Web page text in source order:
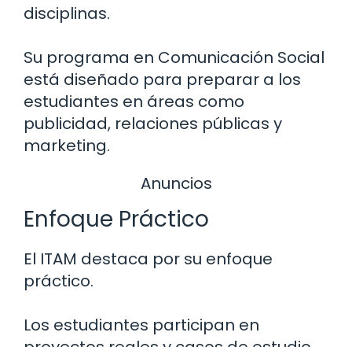
disciplinas.
Su programa en Comunicación Social
está diseñado para preparar a los
estudiantes en áreas como
publicidad, relaciones públicas y
marketing.
Anuncios
Enfoque Práctico
El ITAM destaca por su enfoque
práctico.
Los estudiantes participan en